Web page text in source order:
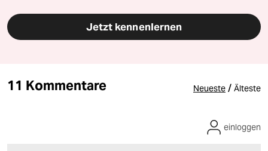
Jetzt kennenlernen
11 Kommentare Neueste / Älteste
einloggen